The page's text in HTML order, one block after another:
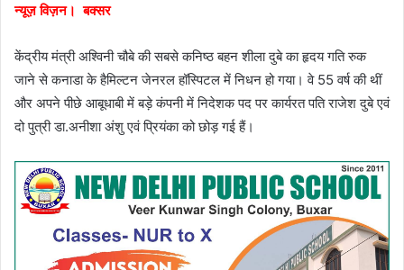
न्यूज़ विज़न। बक्सर
केंद्रीय मंत्री अश्विनी चौबे की सबसे कनिष्ठ बहन शीला दुबे का हृदय गति रुक
जाने से कनाडा के हैमिल्टन जेनरल हॉस्पिटल में निधन हो गया। वे 55 वर्ष की थीं
और अपने पीछे आबूधाबी में बड़े कंपनी में निदेशक पद पर कार्यरत पति राजेश दुबे एवं
दो पुत्री डा.अनीशा अंशु एवं प्रियंका को छोड़ गई हैं।